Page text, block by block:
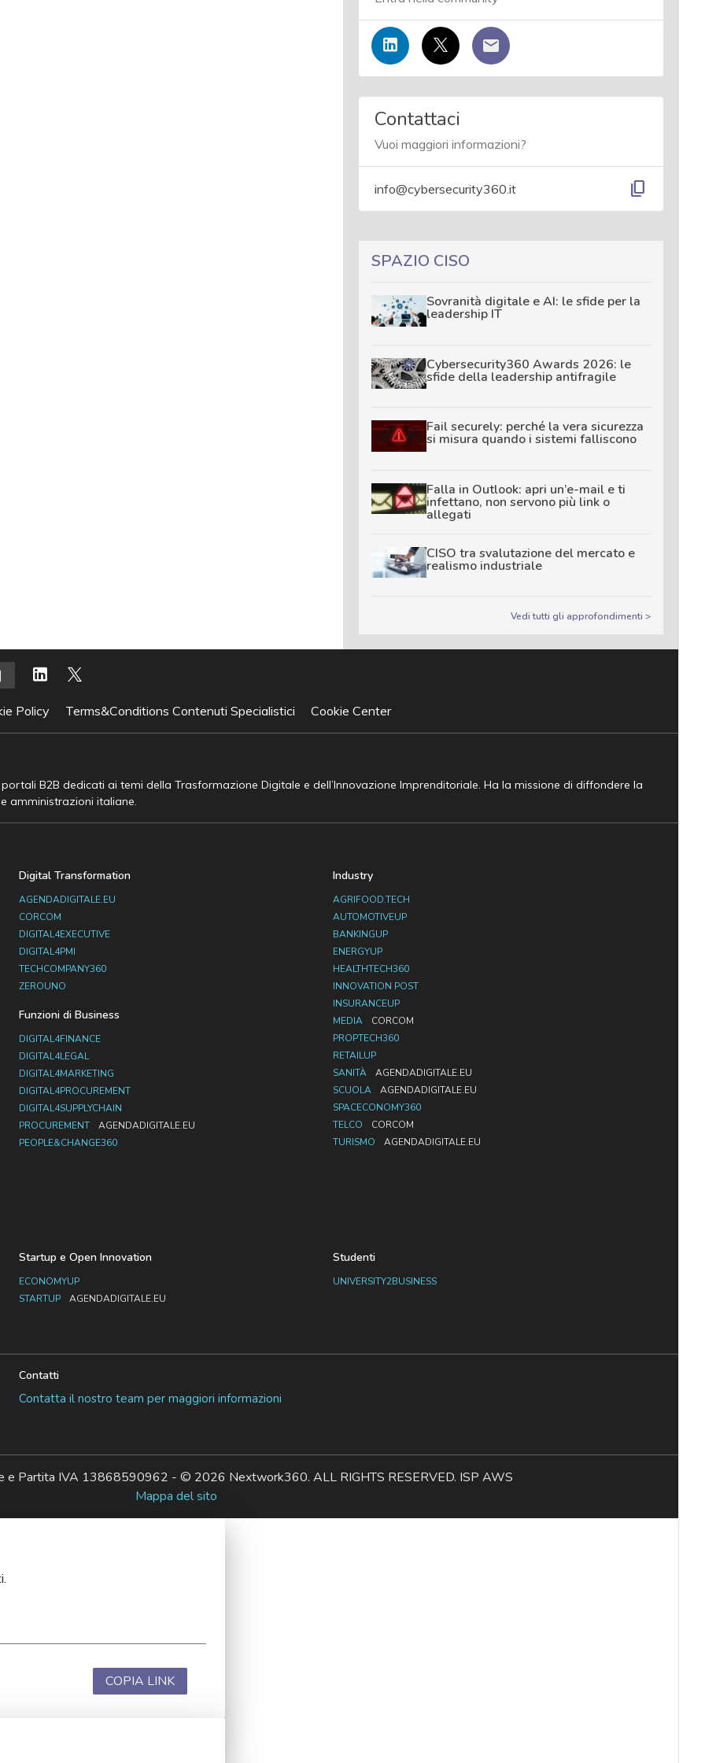
Contattaci
Vuoi maggiori informazioni?
info@cybersecurity360.it content_copy
SPAZIO CISO
Sovranità digitale e AI: le sfide per la
leadership IT
Cybersecurity360 Awards 2026: le
sfide della leadership antifragile
Fail securely: perché la vera sicurezza
si misura quando i sistemi falliscono
Falla in Outlook: apri un’e-mail e ti
infettano, non servono più link o
allegati
CISO tra svalutazione del mercato e
realismo industriale
Vedi tutti gli approfondimenti >
Policy Terms&Conditions Contenuti Specialistici Cookie Center
B2B dedicati ai temi della Trasformazione Digitale e dell’Innovazione Imprenditoriale. Ha la missione di diffondere la
amministrazioni italiane.
Digital Transformation
AGENDADIGITALE.EU
CORCOM
DIGITAL4EXECUTIVE
DIGITAL4PMI
TECHCOMPANY360
ZEROUNO
Funzioni di Business
DIGITAL4FINANCE
DIGITAL4LEGAL
DIGITAL4MARKETING
DIGITAL4PROCUREMENT
DIGITAL4SUPPLYCHAIN
PROCUREMENT
AGENDADIGITALE.EU
PEOPLE&CHANGE360
Industry
AGRIFOOD.TECH
AUTOMOTIVEUP
BANKINGUP
ENERGYUP
HEALTHTECH360
INNOVATION POST
INSURANCEUP
MEDIA
CORCOM
PROPTECH360
RETAILUP
SANITÀ
AGENDADIGITALE.EU
SCUOLA
AGENDADIGITALE.EU
SPACECONOMY360
TELCO
CORCOM
TURISMO
AGENDADIGITALE.EU
Startup e Open Innovation
ECONOMYUP
STARTUP
AGENDADIGITALE.EU
Studenti
UNIVERSITY2BUSINESS
Contatti
Contatta il nostro team per maggiori informazioni
e Partita IVA 13868590962 - © 2026 Nextwork360. ALL RIGHTS RESERVED. ISP AWS
Mappa del sito
COPIA LINK